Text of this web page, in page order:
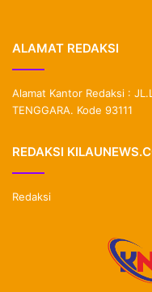
ALAMAT REDAKSI
Alamat Kantor Redaksi :
TENGGARA. Kode 93111
REDAKSI
Redaksi